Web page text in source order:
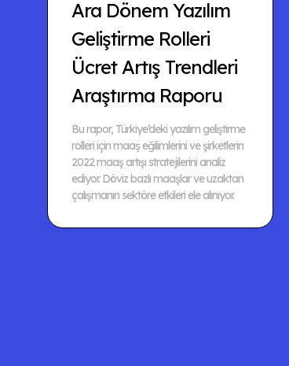
Ara Dönem Yazılım
Geliştirme Rolleri
Ücret Artış Trendleri
Araştırma Raporu
Bu rapor, Türkiye’deki yazılım geliştirme
rolleri için maaş eğilimlerini ve şirketlerin
2022 maaş artışı stratejilerini analiz
ediyor. Döviz bazlı maaşlar ve uzaktan
çalışmanın sektöre etkileri ele alınıyor.